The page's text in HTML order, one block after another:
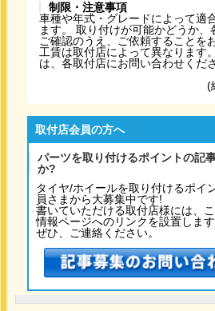
制限・注意事項
車種や年式・グレードによって適
ます。 取り付けが可能かどうか、
ご確認のうえ、ご依頼することを
工賃は取付店によって異なります
は、各取付店にお問い合わせくださ
(
取付店会員の方へ
パーツを取り付けるポイントの記
か?
タイヤ/ホイールを取り付けるポイ
員さまから大募集中です!
書いていただける取付店様には、
情報ページへのリンクを設置します
ぜひ、ご連絡ください。